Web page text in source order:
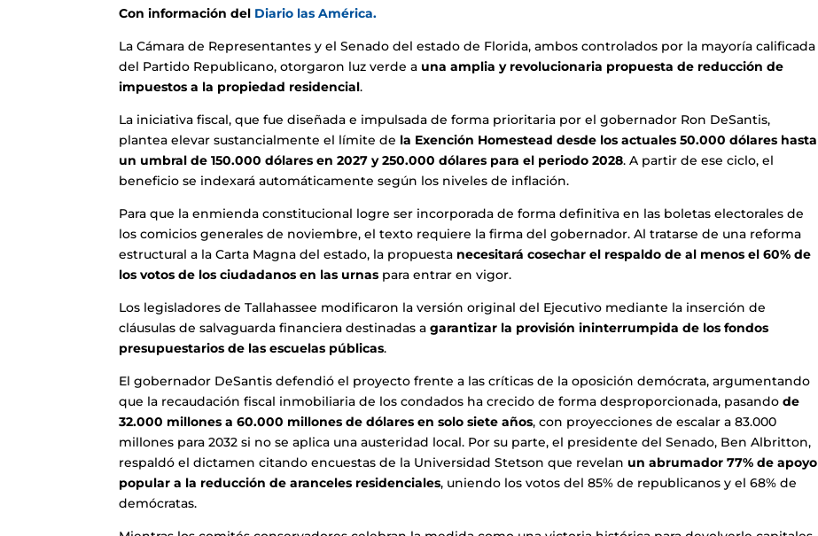
Con información del Diario las América.
La Cámara de Representantes y el Senado del estado de Florida, ambos controlados por la mayoría calificada
del Partido Republicano, otorgaron luz verde a una amplia y revolucionaria propuesta de reducción de
impuestos a la propiedad residencial.
La iniciativa fiscal, que fue diseñada e impulsada de forma prioritaria por el gobernador Ron DeSantis,
plantea elevar sustancialmente el límite de la Exención Homestead desde los actuales 50.000 dólares hasta
un umbral de 150.000 dólares en 2027 y 250.000 dólares para el periodo 2028. A partir de ese ciclo, el
beneficio se indexará automáticamente según los niveles de inflación.
Para que la enmienda constitucional logre ser incorporada de forma definitiva en las boletas electorales de
los comicios generales de noviembre, el texto requiere la firma del gobernador. Al tratarse de una reforma
estructural a la Carta Magna del estado, la propuesta necesitará cosechar el respaldo de al menos el 60% de
los votos de los ciudadanos en las urnas para entrar en vigor.
Los legisladores de Tallahassee modificaron la versión original del Ejecutivo mediante la inserción de
cláusulas de salvaguarda financiera destinadas agarantizar la provisión ininterrumpida de los fondos
presupuestarios de las escuelas públicas.
El gobernador DeSantis defendió el proyecto frente a las críticas de la oposición demócrata, argumentando
que la recaudación fiscal inmobiliaria de los condados ha crecido de forma desproporcionada, pasandode
32.000 millones a 60.000 millones de dólares en solo siete años, con proyecciones de escalar a 83.000
millones para 2032 si no se aplica una austeridad local. Por su parte, el presidente del Senado, Ben Albritton,
respaldó el dictamen citando encuestas de la Universidad Stetson que revelan un abrumador 77% de apoyo
popular a la reducción de aranceles residenciales, uniendo los votos del 85% de republicanos y el 68% de
demócratas.